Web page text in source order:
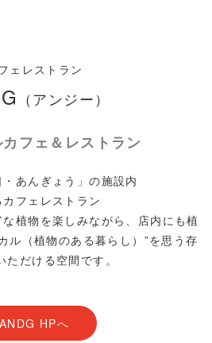
ェレストラン
（アンジー）
フェ＆レストラン
あんぎょう」の施設内
カフェレストラン
植物を楽しみながら、店内にも植
ル（植物のある暮らし）”を思う存
ただける空間です。
ANDG HPへ